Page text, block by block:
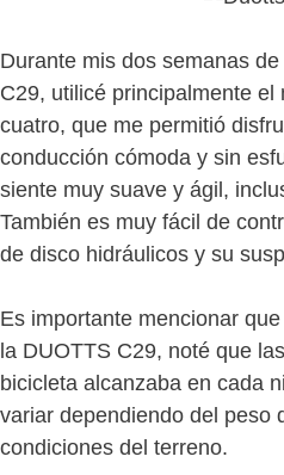
Durante mis dos semanas
C29, utilicé principalmente
cuatro, que me permitió
conducción cómoda y sin
siente muy suave y ágil,
También es muy fácil de
de disco hidráulicos y su
Es importante mencionar
la DUOTTS C29, noté que
bicicleta alcanzaba en cada
variar dependiendo del peso
condiciones del terreno.